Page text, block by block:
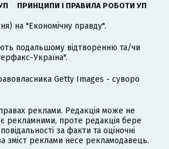
ПРИНЦИПИ І ПРАВИЛА РОБОТИ УП
на "Економічну правду".
подальшому відтворенню та/чи
Україна".
Getty Images - суворо
реклами. Редакція може не
рекламними, проте редакція бере
за факти та оціночні
зміст реклами несе рекламодавець.